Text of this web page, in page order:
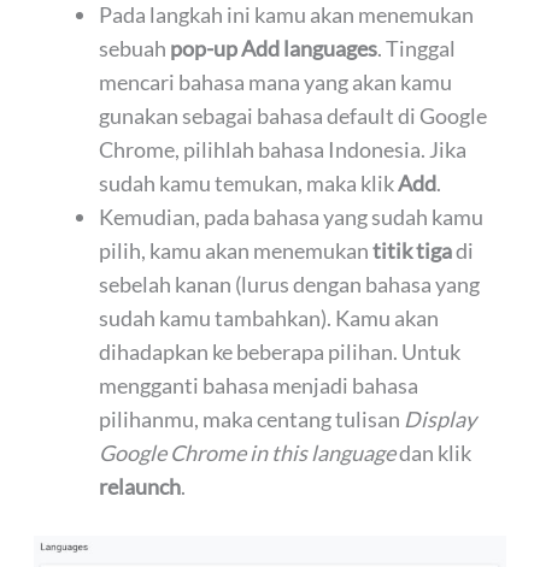
Pada langkah ini kamu akan menemukan
sebuah pop-up Add languages. Tinggal
mencari bahasa mana yang akan kamu
gunakan sebagai bahasa default di Google
Chrome, pilihlah bahasa Indonesia. Jika
sudah kamu temukan, maka klikAdd.
Kemudian, pada bahasa yang sudah kamu
pilih, kamu akan menemukantitik tigadi
sebelah kanan (lurus dengan bahasa yang
sudah kamu tambahkan). Kamu akan
dihadapkan ke beberapa pilihan. Untuk
mengganti bahasa menjadi bahasa
pilihanmu, maka centang tulisan Display
Google Chrome in this languagedan klik
relaunch.